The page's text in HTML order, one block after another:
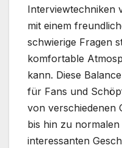
Interviewtechniken
mit einem
schwierige Fragen
komfortable
kann. Diese
für Fans und
von verschiedenen
bis hin zu
interessanten